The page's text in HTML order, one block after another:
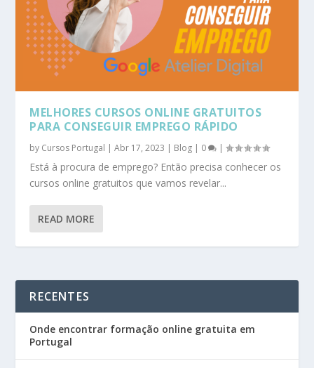
MELHORES CURSOS ONLINE GRATUITOS
PARA CONSEGUIR EMPREGO RÁPIDO
by Cursos Portugal |Abr 17, 2023 | Blog | 0 |
Está à procura de emprego? Então precisa conhecer os
cursos online gratuitos que vamos revelar...
READ MORE
RECENTES
Onde encontrar formação online gratuita em
Portugal